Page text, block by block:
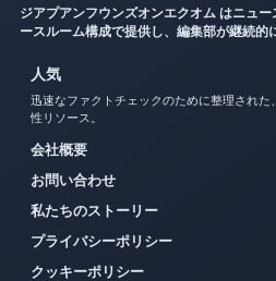
ジアプアンフウンズオンエクオム はニュ
ースルーム構成で提供し、編集部が継続的
人気
迅速なファクトチェックのために整理され
性リソース。
会社概要
お問い合わせ
私たちのストーリー
プライバシーポリシー
クッキーポリシー